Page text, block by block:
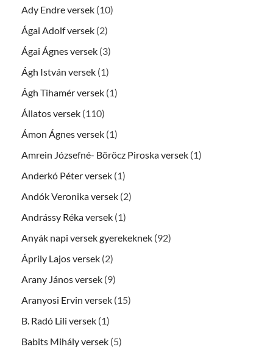
Ady Endre versek (10)
Ágai Adolf versek (2)
Ágai Ágnes versek (3)
Ágh István versek (1)
Ágh Tihamér versek (1)
Állatos versek (110)
Ámon Ágnes versek (1)
Amrein Józsefné- Böröcz Piroska versek (1)
Anderkó Péter versek (1)
Andók Veronika versek (2)
Andrássy Réka versek (1)
Anyák napi versek gyerekeknek (92)
Áprily Lajos versek (2)
Arany János versek (9)
Aranyosi Ervin versek (15)
B. Radó Lili versek (1)
Babits Mihály versek (5)